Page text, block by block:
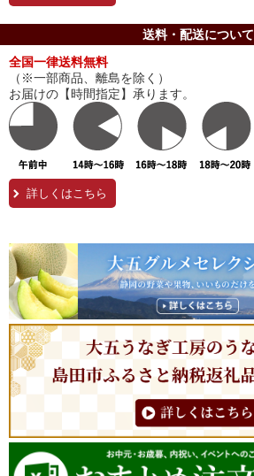
送料・配送について
全国一律送料無料
（※一部商品、離島を除く）
お届けの【時間指定】承ります。
詳しくはこちら